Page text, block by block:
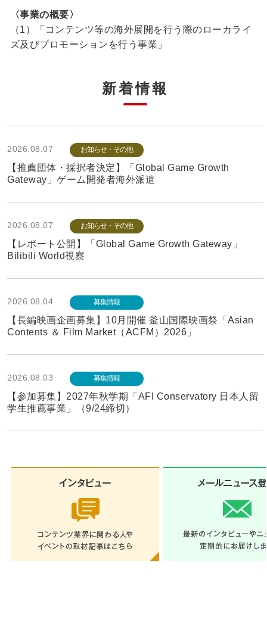
〈事業の概要〉
（1）「コンテンツ等の海外展開を行う際のローカライ
ズ及びプロモーションを行う事業」
新着情報
2026.08.07 お知らせ・その他
【推薦団体・採択者決定】「Global Game Growth
Gateway」ゲーム開発者海外派遣
2026.08.07 お知らせ・その他
【レポート公開】「Global Game Growth Gateway」
Bilibili World視察
2026.08.04 募集情報
【長編映画企画募集】10月開催 釜山国際映画祭「Asian
Contents ＆ Film Market（ACFM）2026」
2026.08.03 募集情報
【参加募集】2027年秋学期「AFI Conservatory 日本人留
学生推薦事業」（9/24締切）